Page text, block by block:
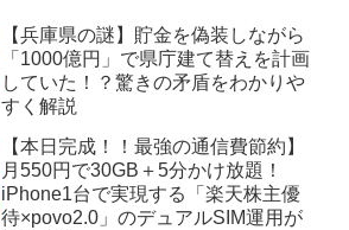
【兵庫県の謎】貯金を偽装しながら
「1000億円」で県庁建て替えを計画
していた！？驚きの矛盾をわかりや
すく解説
【本日完成！！最強の通信費節約】
月550円で30GB＋5分かけ放題！
iPhone1台で実現する「楽天株主優
待×povo2.0」のデュアルSIM運用が